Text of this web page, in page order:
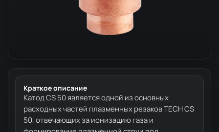
Краткое описание
Катод CS 50 является одной из основных
расходных частей плазменных резаков TECH CS
50, отвечающих за ионизацию газа и